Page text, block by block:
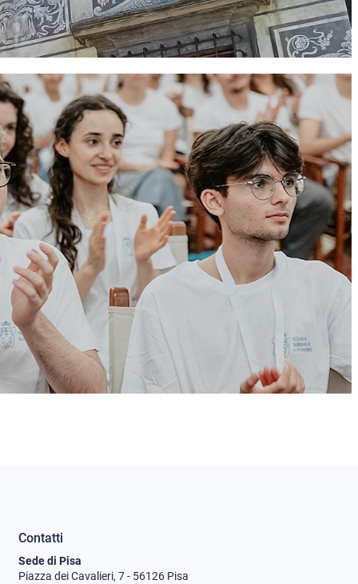
Contatti
Sede di Pisa
Piazza dei Cavalieri, 7 - 56126 Pisa